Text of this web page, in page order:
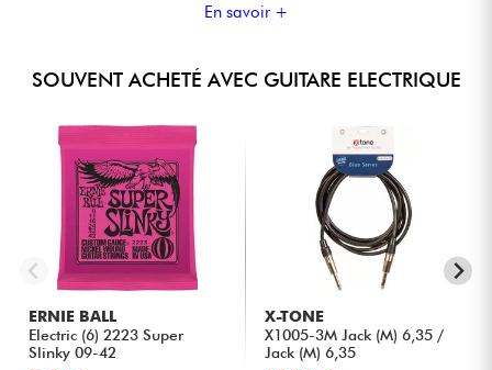
En savoir +
SOUVENT ACHETÉ AVEC GUITARE ELECTRIQUE
ERNIE BALL
Electric (6) 2223 Super
Slinky 09-42
X-TONE
X1005-3M Jack (M) 6,35 /
Jack (M) 6,35